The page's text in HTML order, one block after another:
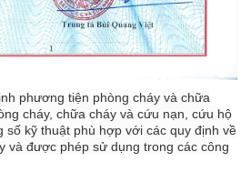
phương tiện phòng cháy và chữa
cháy, chữa cháy và cứu nạn, cứu hộ
số kỹ thuật phù hợp với các quy định về
và được phép sử dụng trong các công